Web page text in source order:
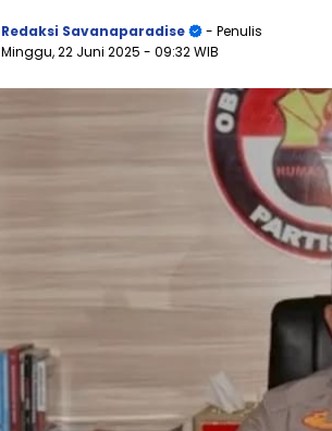
Redaksi Savanaparadise
- Penulis
Minggu, 22 Juni 2025 - 09:32 WIB